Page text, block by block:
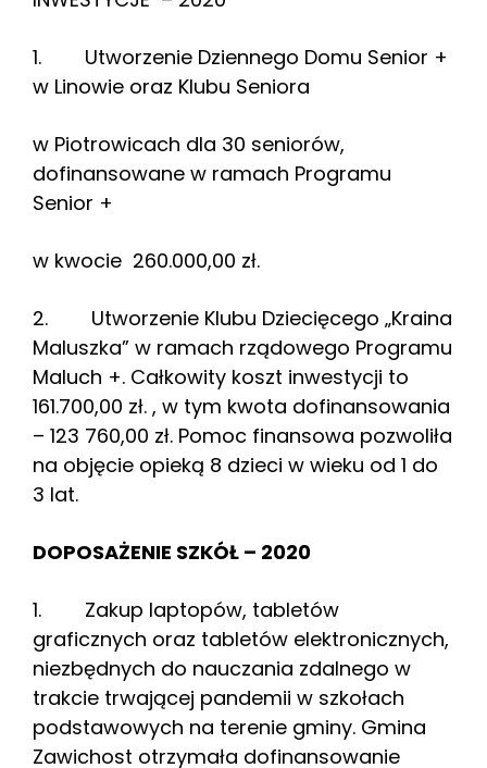
1. Utworzenie Dziennego Domu Senior +
w Linowie oraz Klubu Seniora
w Piotrowicach dla 30 seniorów,
dofinansowane w ramach Programu
Senior +
w kwocie 260.000,00 zł.
2. Utworzenie Klubu Dziecięcego „Kraina
Maluszka” w ramach rządowego Programu
Maluch +. Całkowity koszt inwestycji to
161.700,00 zł. , w tym kwota dofinansowania
– 123 760,00 zł. Pomoc finansowa pozwoliła
na objęcie opieką 8 dzieci w wieku od 1 do
3 lat.
DOPOSAŻENIE SZKÓŁ – 2020
1. Zakup laptopów, tabletów
graficznych oraz tabletów elektronicznych,
niezbędnych do nauczania zdalnego w
trakcie trwającej pandemii w szkołach
podstawowych na terenie gminy. Gmina
Zawichost otrzymała dofinansowanie